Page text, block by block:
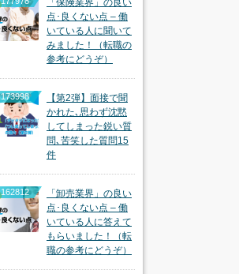
「保険業界」の良い
点･良くない点 – 働
いている人に聞いて
みました！（転職の
参考にどうぞ）
173998
【第2弾】面接で聞
かれた､思わず沈黙
してしまった鋭い質
問､苦笑した質問15
件
162812
「卸売業界」の良い
点･良くない点 – 働
いている人に答えて
もらいました！（転
職の参考にどうぞ）